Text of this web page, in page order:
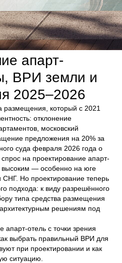
апарт-
ВРИ земли и
2025–2026
размещения, который с 2021
отклонение
московский
предложения на 20% за
суда февраля 2026 года о
на проектирование апарт-
высоким — особенно на юге
СНГ. Но проектирование теперь
подхода: к виду разрешённого
типа средства размещения
решениям под
апарт-отель с точки зрения
выбрать правильный ВРИ для
при проектировании и как
ситуацию.